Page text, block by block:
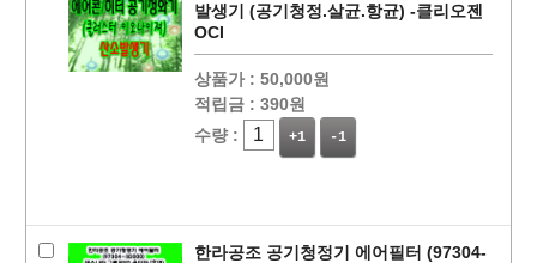
발생기 (공기청정.살균.항균) -클리오젠
OCI
상품가 : 50,000원
적립금 : 390원
수량 :
+1 -1
한라공조 공기청정기 에어필터 (97304-